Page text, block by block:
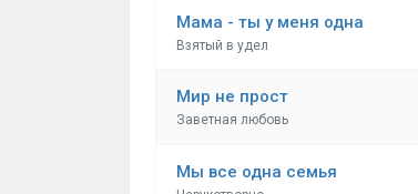
Мама - ты у меня одна
Взятый в удел
Мир не прост
Заветная любовь
Мы все одна семья